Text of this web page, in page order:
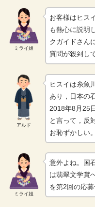
ミライ姐
お客様はヒス
も熱心に説明
クガイドさん
質問が殺到し
アルド
ヒスイは糸魚
あり，日本の
2018年8月25
と言って，反
お恥ずかしい。
ミライ姐
意外よね。国
は翡翠文学賞
を第2回の応募